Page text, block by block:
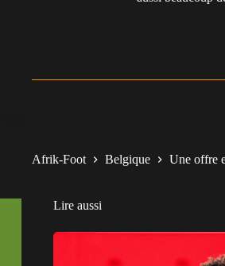
Afrik-Foot Belgique Une offre
Lire aussi